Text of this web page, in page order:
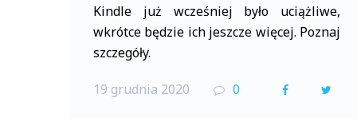
Kindle już wcześniej było uciążliwe,
wkrótce będzie ich jeszcze więcej. Poznaj
szczegóły.
19 grudnia 2020 0
F